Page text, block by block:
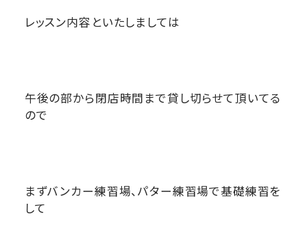
レッスン内容といたしましては
午後の部から閉店時間まで貸し切らせて頂いてる
ので
まずバンカー練習場、パター練習場で基礎練習を
して